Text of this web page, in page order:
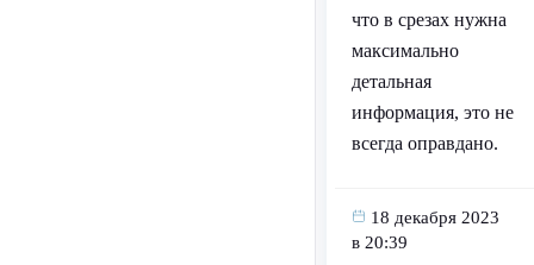
что в срезах нужна
максимально
детальная
информация, это не
всегда оправдано.
18 декабря 2023
в 20:39